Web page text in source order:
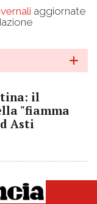
aggiornate
il
"fiamma
Asti